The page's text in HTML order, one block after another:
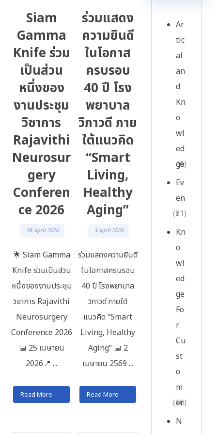
Siam
Gamma
Knife ร่วม
เป็นส่วน
หนึ่งของ
งานประชุม
วิชาการ
Rajavithi
Neurosur
gery
Conferen
ce 2026
28 April 2026
🌟 Siam Gamma
Knife ร่วมเป็นส่วน
หนึ่งของงานประชุม
วิชาการ Rajavithi
Neurosurgery
Conference 2026
📅 25 เมษายน
2026📍 ...
Read More
ร่วมแสดง
ความยินดี
ในโอกาส
ครบรอบ
40 ปี โรง
พยาบาล
วิภาวดี ภาย
ใต้แนวคิด
“Smart
Living,
Healthy
Aging”
3 April 2026
ร่วมแสดงความยินดี
ในโอกาสครบรอบ
40 ปี โรงพยาบาล
วิภาวดี ภายใต้
แนวคิด “Smart
Living, Healthy
Aging” 📅 2
เมษายน 2569 ...
Read More
Ar
tic
al
an
d
Kn
o
wl
ed
ge
(6)
Ev
en
t
(21)
Kn
o
wl
ed
ge
Fo
r
Cu
st
o
m
er
(10)
N